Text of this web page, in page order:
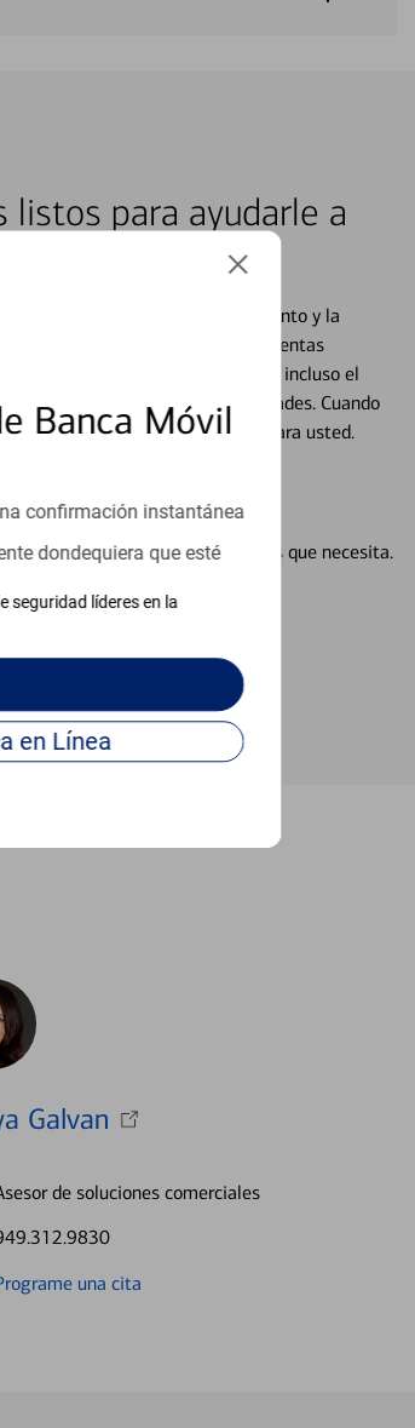
Banca Móvil
confirmación instantánea
dondequiera que esté
seguridad líderes en la
Continúe para entrar en la Banca en Línea
listos para ayudarle a
en proporcionar el asesoramiento y la
su vida financiera. Desde sus cuentas
la planificación para su futuro, e incluso el
de acuerdo con sus necesidades. Cuando
momento que sea adecuado para usted.
a proporcionar las respuestas que necesita.
Galvan
de soluciones comerciales
una cita